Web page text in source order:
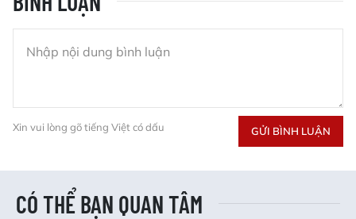
Xin vui lòng gõ tiếng Việt có dấu GỬI BÌNH LUẬN
CÓ THỂ BẠN QUAN TÂM